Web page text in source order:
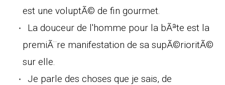
est une voluptÃ© de fin gourmet.
La douceur de l'homme pour la bÃªte est la
premiÃ¨re manifestation de sa supÃ©rioritÃ©
sur elle.
Je parle des choses que je sais, de